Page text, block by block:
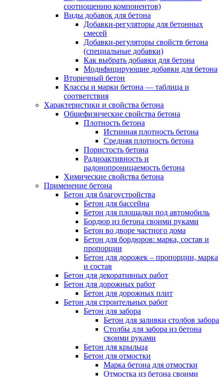
соотношению компонентов)
Виды добавок для бетона
Добавки-регуляторы для бетонных
смесей
Добавки-регуляторы свойств бетона
(специальные добавки)
Как выбрать добавки для бетона
Модифицирующие добавки для бетона
Вторичный бетон
Классы и марки бетона — таблица и
соответствия
Характеристики и свойства бетона
Общефизические свойства бетона
Плотность бетона
Истинная плотность бетона
Средняя плотность бетона
Пористость бетона
Радиоактивность и
радонопроницаемость бетона
Химические свойства бетона
Применение бетона
Бетон для благоустройства
Бетон для бассейна
Бетон для площадки под автомобиль
Бордюр из бетона своими руками
Бетон во дворе частного дома
Бетон для бордюров: марка, состав и
пропорции
Бетон для дорожек – пропорции, марка
и состав
Бетон для декоративных работ
Бетон для дорожных работ
Бетон для дорожных плит
Бетон для строительных работ
Бетон для забора
Бетон для заливки столбов забора
Столбы для забора из бетона
своими руками
Бетон для крыльца
Бетон для отмостки
Марка бетона для отмостки
Отмостка из бетона своими